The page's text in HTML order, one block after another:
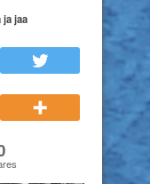
ja jaa